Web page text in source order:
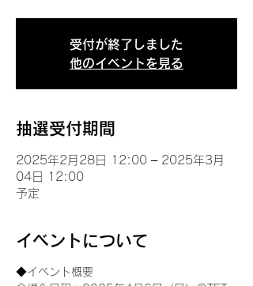
受付が終了しました
他のイベントを見る
抽選受付期間
2025年2月28日 12:00 – 2025年3月
04日 12:00
予定
イベントについて
◆イベント概要